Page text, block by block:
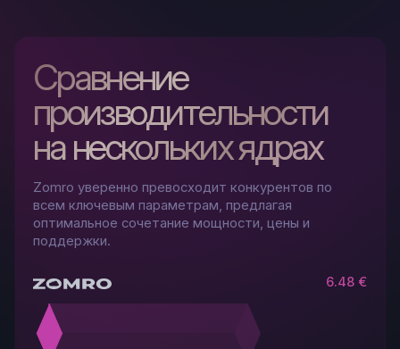
Сравнение
производительности
на нескольких ядрах
Zomro уверенно превосходит конкурентов по
всем ключевым параметрам, предлагая
оптимальное сочетание мощности, цены и
поддержки.
6.48 €